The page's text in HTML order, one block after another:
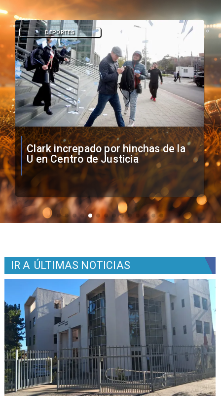
Vozinha firma contrato con Colo
Colo como nuevo arquero
DEPORTES
IR A ÚLTIMAS NOTICIAS